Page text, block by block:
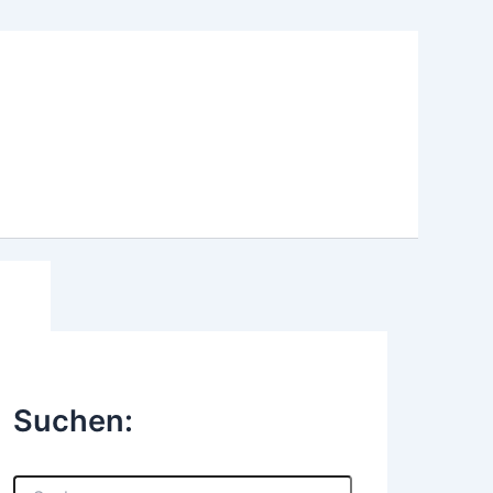
Suchen:
S